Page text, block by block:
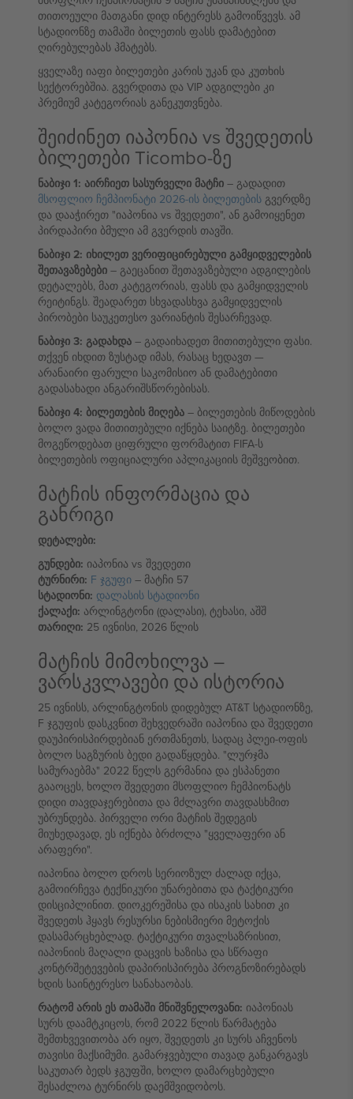
თითოეული მათგანი დიდ ინტერესს გამოიწვევს. ამ
სტადიონზე თამაში ბილეთის ფასს დამატებით
ღირებულებას ჰმატებს.
ყველაზე იაფი ბილეთები კარის უკან და კუთხის
სექტორებშია. გვერდითა და VIP ადგილები კი
პრემიუმ კატეგორიას განეკუთვნება.
შეიძინეთ იაპონია vs შვედეთის
ბილეთები Ticombo-ზე
ნაბიჯი 1: აირჩიეთ სასურველი მატჩი – გადადით
მსოფლიო ჩემპიონატი 2026-ის ბილეთების გვერდზე
და დააჭირეთ "იაპონია vs შვედეთი", ან გამოიყენეთ
პირდაპირი ბმული ამ გვერდის თავში.
ნაბიჯი 2: იხილეთ ვერიფიცირებული გამყიდველების
შეთავაზებები – გაეცანით შეთავაზებული ადგილების
დეტალებს, მათ კატეგორიას, ფასს და გამყიდველის
რეიტინგს. შეადარეთ სხვადასხვა გამყიდველის
პირობები საუკეთესო ვარიანტის შესარჩევად.
ნაბიჯი 3: გადახდა – გადაიხადეთ მითითებული ფასი.
თქვენ იხდით ზუსტად იმას, რასაც ხედავთ —
არანაირი ფარული საკომისიო ან დამატებითი
გადასახადი ანგარიშსწორებისას.
ნაბიჯი 4: ბილეთების მიღება – ბილეთების მიწოდების
ბოლო ვადა მითითებული იქნება საიტზე. ბილეთები
მოგეწოდებათ ციფრული ფორმატით FIFA-ს
ბილეთების ოფიციალური აპლიკაციის მეშვეობით.
მატჩის ინფორმაცია და
განრიგი
დეტალები:
გუნდები: იაპონია vs შვედეთი
ტურნირი: F ჯგუფი – მატჩი 57
სტადიონი: დალასის სტადიონი
ქალაქი: არლინგტონი (დალასი), ტეხასი, აშშ
თარიღი: 25 ივნისი, 2026 წლის
მატჩის მიმოხილვა –
ვარსკვლავები და ისტორია
25 ივნისს, არლინგტონის დიდებულ AT&T სტადიონზე,
F ჯგუფის დასკვნით შეხვედრაში იაპონია და შვედეთი
დაუპირისპირდებიან ერთმანეთს, სადაც პლეი-ოფის
ბოლო საგზურის ბედი გადაწყდება. "ლურჯმა
სამურაებმა" 2022 წელს გერმანია და ესპანეთი
გააოცეს, ხოლო შვედეთი მსოფლიო ჩემპიონატს
დიდი თავდაჯერებითა და მძლავრი თავდასხმით
უბრუნდება. პირველი ორი მატჩის შედეგის
მიუხედავად, ეს იქნება ბრძოლა "ყველაფერი ან
არაფერი".
იაპონია ბოლო დროს სერიოზულ ძალად იქცა,
გამოირჩევა ტექნიკური უნარებითა და ტაქტიკური
დისციპლინით. დიოკერეშისა და ისაკის სახით კი
შვედეთს ჰყავს რესურსი ნებისმიერი მეტოქის
დასამარცხებლად. ტაქტიკური თვალსაზრისით,
იაპონიის მაღალი დაცვის ხაზისა და სწრაფი
კონტრშეტევების დაპირისპირება პროგნოზირებადს
ხდის საინტერესო სანახაობას.
რატომ არის ეს თამაში მნიშვნელოვანი: იაპონიას
სურს დაამტკიცოს, რომ 2022 წლის წარმატება
შემთხვევითობა არ იყო, შვედეთს კი სურს აჩვენოს
თავისი მაქსიმუმი. გამარჯვებული თავად განკარგავს
საკუთარ ბედს ჯგუფში, ხოლო დამარცხებული
შესაძლოა ტურნირს დაემშვიდობოს.